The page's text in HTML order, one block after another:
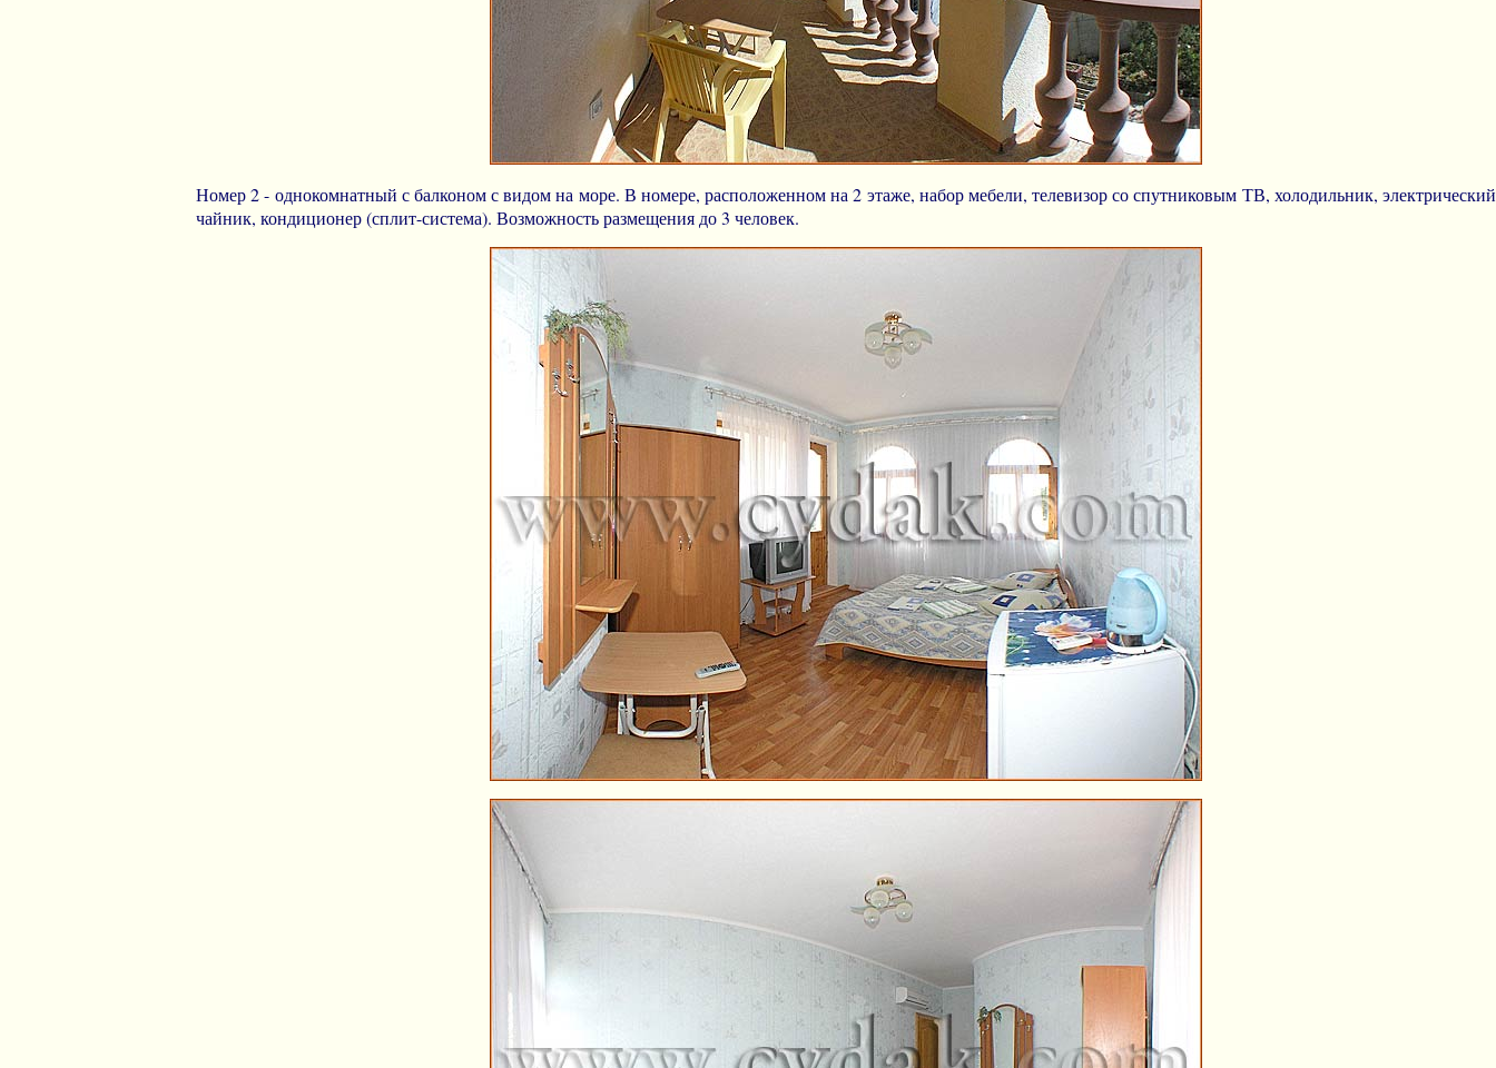
Номер 2 - однокомнатный с балконом с видом на море. В номере, расположенном на 2 этаже, набор мебели, телевизор со спутниковым ТВ, холодильник, электрический
чайник, кондиционер (сплит-система). Возможность размещения до 3 человек.